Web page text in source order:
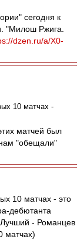
сегодня к
"Милош Ржига.
dzen.ru/a/X0-
10 матчах -
матчей был
"обещали"
10 матчах - это
дебютанта
- Романцев
матчах)